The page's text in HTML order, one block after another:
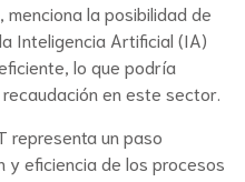
la posibilidad de
Inteligencia Artificial (IA)
lo que podría
en este sector.
representa un paso
y eficiencia de los procesos